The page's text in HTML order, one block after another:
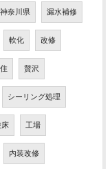
神奈川県 漏水補修
軟化 改修
贅沢
シーリング処理
工場
内装改修